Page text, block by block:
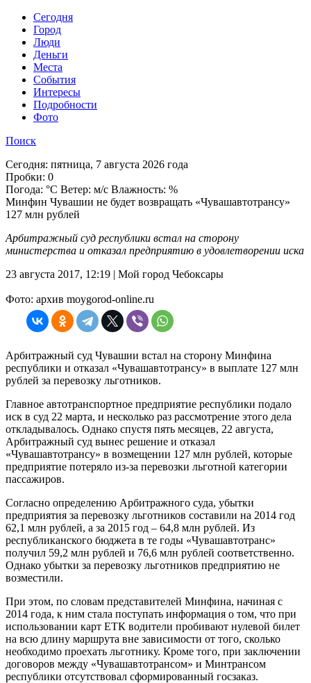
Cегодня
Город
Люди
Деньги
Места
События
Интересы
Подробности
Фото
Поиск
Сегодня: пятница, 7 августа 2026 года
Пробки: 0
Погода: °C Ветер: м/с Влажность: %
Минфин Чувашии не будет возвращать «Чувашавтотрансу»
127 млн рублей
Арбитражный суд республики встал на сторону
министерства и отказал предприятию в удовлетворении иска
23 августа 2017, 12:19 | Мой город Чебоксары
Фото: архив moygorod-online.ru
Арбитражный суд Чувашии встал на сторону Минфина
республики и отказал «Чувашавтотрансу» в выплате 127 млн
рублей за перевозку льготников.
Главное автотранспортное предприятие республики подало
иск в суд 22 марта, и несколько раз рассмотрение этого дела
откладывалось. Однако спустя пять месяцев, 22 августа,
Арбитражный суд вынес решение и отказал
«Чувашавтотрансу» в возмещении 127 млн рублей, которые
предприятие потеряло из-за перевозки льготной категории
пассажиров.
Согласно определению Арбитражного суда, убытки
предприятия за перевозку льготников составили на 2014 год
62,1 млн рублей, а за 2015 год – 64,8 млн рублей. Из
республиканского бюджета в те годы «Чувашавтотранс»
получил 59,2 млн рублей и 76,6 млн рублей соответственно.
Однако убытки за перевозку льготников предприятию не
возместили.
При этом, по словам представителей Минфина, начиная с
2014 года, к ним стала поступать информация о том, что при
использовании карт ЕТК водители пробивают нулевой билет
на всю длину маршрута вне зависимости от того, сколько
необходимо проехать льготнику. Кроме того, при заключении
договоров между «Чувашавтотрансом» и Минтрансом
республики отсутствовал сформированный госзаказ.